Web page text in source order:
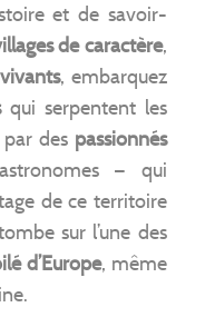
et de savoir-
de caractère,
, embarquez
qui serpentent les
par des passionnés
— qui
de ce territoire
sur l’une des
d’Europe, même